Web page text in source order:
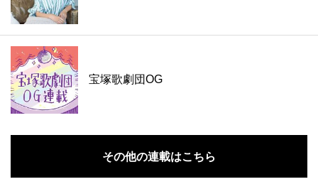
宝塚歌劇団OG
その他の連載はこちら